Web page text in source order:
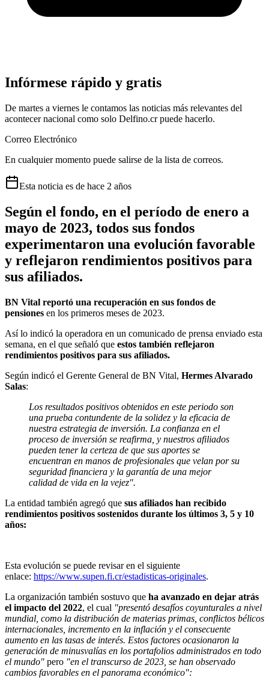
Infórmese rápido y gratis
De martes a viernes le contamos las noticias más relevantes del
acontecer nacional como solo Delfino.cr puede hacerlo.
Correo Electrónico
En cualquier momento puede salirse de la lista de correos.
Esta noticia es de hace 2 años
Según el fondo, en el período de enero a
mayo de 2023, todos sus fondos
experimentaron una evolución favorable
y reflejaron rendimientos positivos para
sus afiliados.
BN Vital reportó una recuperación en sus fondos de
pensiones en los primeros meses de 2023.
Así lo indicó la operadora en un comunicado de prensa enviado esta
semana, en el que señaló que estos también reflejaron
rendimientos positivos para sus afiliados.
Según indicó el Gerente General de BN Vital, Hermes Alvarado
Salas:
Los resultados positivos obtenidos en este periodo son
una prueba contundente de la solidez y la eficacia de
nuestra estrategia de inversión. La confianza en el
proceso de inversión se reafirma, y nuestros afiliados
pueden tener la certeza de que sus aportes se
encuentran en manos de profesionales que velan por su
seguridad financiera y la garantía de una mejor
calidad de vida en la vejez".
La entidad también agregó que sus afiliados han recibido
rendimientos positivos sostenidos durante los últimos 3, 5 y 10
años:
Esta evolución se puede revisar en el siguiente
enlace: https://www.supen.fi.cr/estadisticas-originales.
La organización también sostuvo que ha avanzado en dejar atrás
el impacto del 2022, el cual "presentó desafíos coyunturales a nivel
mundial, como la distribución de materias primas, conflictos bélicos
internacionales, incremento en la inflación y el consecuente
aumento en las tasas de interés. Estos factores ocasionaron la
generación de minusvalías en los portafolios administrados en todo
el mundo" pero "en el transcurso de 2023, se han observado
cambios favorables en el panorama económico":